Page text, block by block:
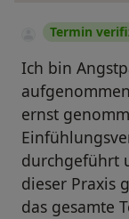
Termin
Ich bin
ernst
durchgeführt
dieser Praxis
das gesamte